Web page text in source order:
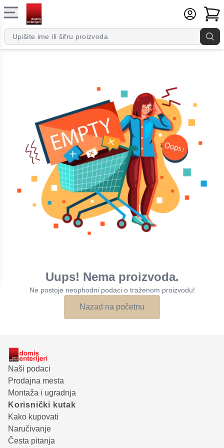
Uups! Nema proizvoda.
Ne postoje neophodni podaci o traženom proizvodu!
Nazad na početnu
Naši podaci
Prodajna mesta
Montaža i ugradnja
Korisnički kutak
Kako kupovati
Naručivanje
Česta pitanja